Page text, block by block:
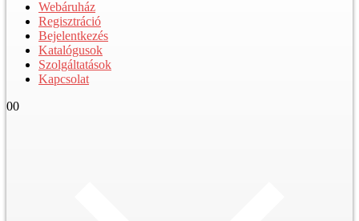
Webáruház
Regisztráció
Bejelentkezés
Katalógusok
Szolgáltatások
Kapcsolat
00